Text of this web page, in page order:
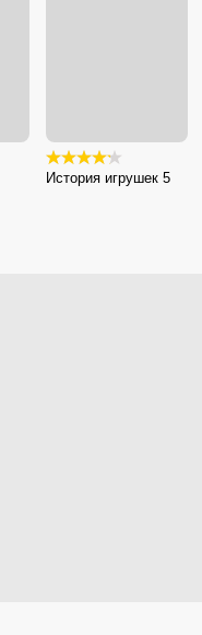
История игрушек 5